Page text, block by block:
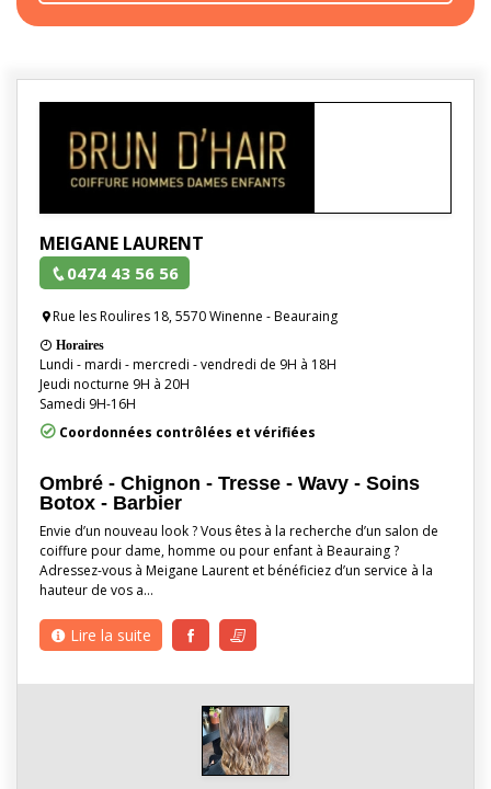
MEIGANE LAURENT
0474 43 56 56
Rue les Roulires 18, 5570 Winenne - Beauraing
Horaires
Lundi - mardi - mercredi - vendredi de 9H à 18H
Jeudi nocturne 9H à 20H
Samedi 9H-16H
Coordonnées contrôlées et vérifiées
Ombré - Chignon - Tresse - Wavy - Soins
Botox - Barbier
Envie d’un nouveau look ? Vous êtes à la recherche d’un salon de
coiffure pour dame, homme ou pour enfant à Beauraing ?
Adressez-vous à Meigane Laurent et bénéficiez d’un service à la
hauteur de vos a…
Lire la suite